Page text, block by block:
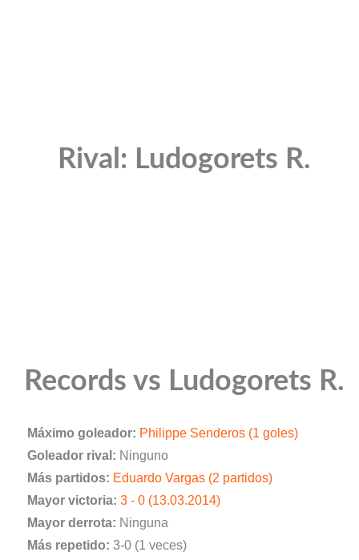
Rival: Ludogorets R.
Records vs Ludogorets R.
Máximo goleador: Philippe Senderos (1 goles)
Goleador rival: Ninguno
Más partidos: Eduardo Vargas (2 partidos)
Mayor victoria: 3 - 0 (13.03.2014)
Mayor derrota: Ninguna
Más repetido: 3-0 (1 veces)